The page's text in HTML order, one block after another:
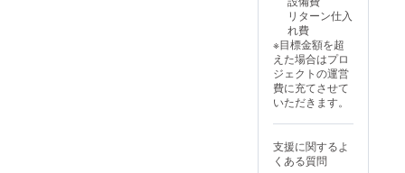
リターン仕入
れ費
※目標金額を超
えた場合はプロ
ジェクトの運営
費に充てさせて
いただきます。
支援に関するよ
くある質問